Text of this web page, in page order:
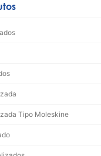
Tipo Moleskine